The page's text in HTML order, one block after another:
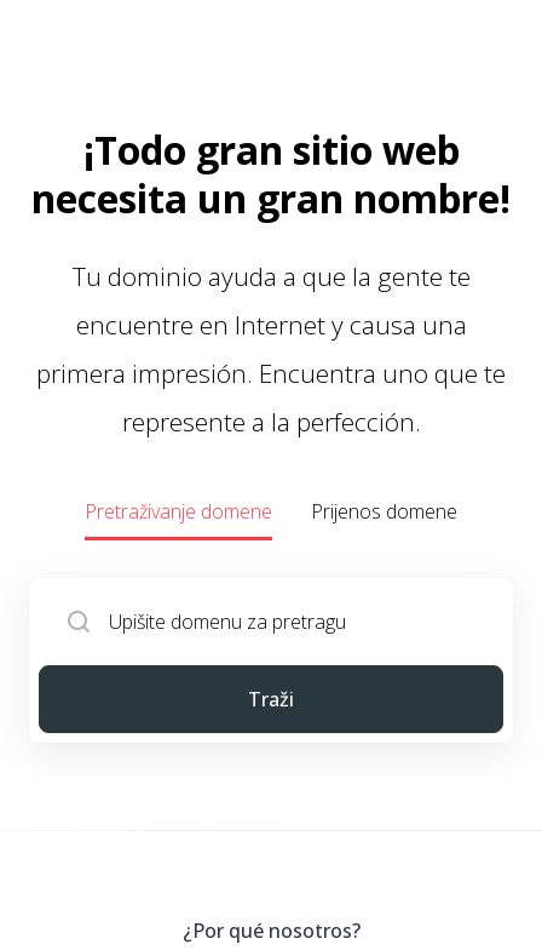
¡Todo gran sitio web
necesita un gran nombre!
Tu dominio ayuda a que la gente te
encuentre en Internet y causa una
primera impresión. Encuentra uno que te
represente a la perfección.
Pretraživanje domene Prijenos domene
Traži
¿Por qué nosotros?